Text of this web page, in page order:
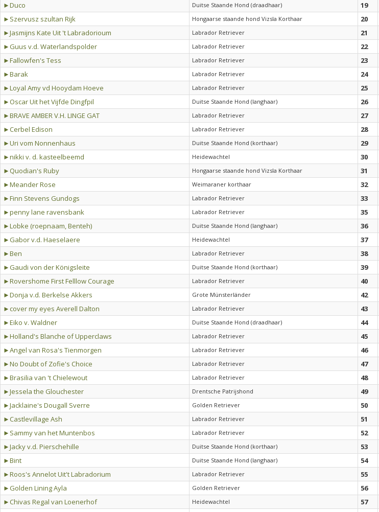
►Duco
Duitse Staande Hond (draadhaar) 19
►Szervusz szultan Rijk
Hongaarse staande hond Vizsla Korthaar 20
►Jasmijns Kate Uit 't Labradorioum
Labrador Retriever 21
►Guus v.d. Waterlandspolder
Labrador Retriever 22
►Fallowfen's Tess
Labrador Retriever 23
►Barak
Labrador Retriever 24
►Loyal Amy vd Hooydam Hoeve
Labrador Retriever 25
►Oscar Uit het Vijfde Dingfpil
Duitse Staande Hond (langhaar) 26
►BRAVE AMBER V.H. LINGE GAT
Labrador Retriever 27
►Cerbel Edison
Labrador Retriever 28
►Uri vom Nonnenhaus
Duitse Staande Hond (korthaar) 29
►nikki v. d. kasteelbeemd
Heidewachtel 30
►Quodian's Ruby
Hongaarse staande hond Vizsla Korthaar 31
►Meander Rose
Weimaraner korthaar 32
►Finn Stevens Gundogs
Labrador Retriever 33
►penny lane ravensbank
Labrador Retriever 35
►Lobke (roepnaam, Benteh)
Duitse Staande Hond (langhaar) 36
►Gabor v.d. Haeselaere
Heidewachtel 37
►Ben
Labrador Retriever 38
►Gaudi von der Königsleite
Duitse Staande Hond (korthaar) 39
►Rovershome First Felllow Courage
Labrador Retriever 40
►Donja v.d. Berkelse Akkers
Grote Münsterländer 42
►cover my eyes Averell Dalton
Labrador Retriever 43
►Eiko v. Waldner
Duitse Staande Hond (draadhaar) 44
►Holland's Blanche of Upperclaws
Labrador Retriever 45
►Angel van Rosa's Tienmorgen
Labrador Retriever 46
►No Doubt of Zofie's Choice
Labrador Retriever 47
►Brasilia van 't Chielewout
Labrador Retriever 48
►Jessela the Glouchester
Drentsche Patrijshond 49
►Jacklaine's Dougall Sverre
Golden Retriever 50
►Castlevillage Ash
Labrador Retriever 51
►Sammy van het Muntenbos
Labrador Retriever 52
►Jacky v.d. Pierschehille
Duitse Staande Hond (korthaar) 53
►Bint
Duitse Staande Hond (langhaar) 54
►Roos's Annelot Uit't Labradorium
Labrador Retriever 55
►Golden Lining Ayla
Golden Retriever 56
►Chivas Regal van Loenerhof
Heidewachtel 57